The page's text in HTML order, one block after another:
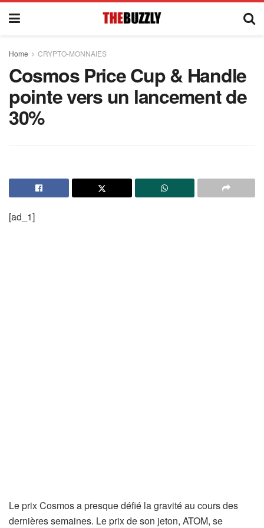
Home CRYPTO-MONNAIES
Cosmos Price Cup & Handle
pointe vers un lancement de
30%
[ad_1]
Le prix Cosmos a presque défié la gravité au cours des
dernières semaines. Le prix de son jeton, ATOM, se